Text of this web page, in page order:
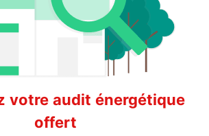
votre audit énergétique
offert